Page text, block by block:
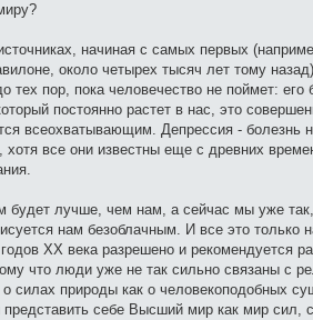
начиная с самых первых
около четырех тысяч лет тому
тех пор, пока человечество не поймет: его
постоянно растет в нас, это
всеохватывающим. Депрессия - болезнь
хотя все они известны еще с древних
будет лучше, чем нам, а сейчас мы уже
нам безоблачным. И все это только
XX века разрешено и рекомендуется
что люди уже не так сильно связаны с
силах природы как о человекоподобных
себе Высший мир как мир сил,